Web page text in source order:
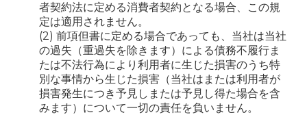
者契約法に定める消費者契約となる場合、この規
定は適用されません。
(2) 前項但書に定める場合であっても、当社は当社
の過失（重過失を除きます）による債務不履行ま
たは不法行為により利用者に生じた損害のうち特
別な事情から生じた損害（当社はまたは利用者が
損害発生につき予見しまたは予見し得た場合を含
みます）について一切の責任を負いません。